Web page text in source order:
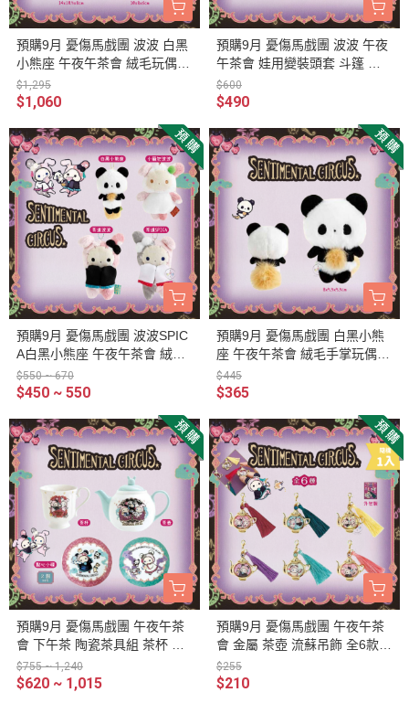
預購9月 憂傷馬戲團 波波 白黑
小熊座 午夜午茶會 絨毛玩偶娃
娃 2件組
$1,295
$1,060
預購9月 憂傷馬戲團 波波 午夜
午茶會 娃用變裝頭套 斗篷 娃
衣
$600
$490
預購9月 憂傷馬戲團 波波SPIC
A白黑小熊座 午夜午茶會 絨毛
娃娃吊飾 4選1
$550 ~ 670
$450 ~ 550
預購9月 憂傷馬戲團 白黑小熊
座 午夜午茶會 絨毛手掌玩偶娃
娃
$445
$365
預購9月 憂傷馬戲團 午夜午茶
會 下午茶 陶瓷茶具組 茶杯 茶
壺 點心小碟 3選1
$755 ~ 1,240
$620 ~ 1,015
預購9月 憂傷馬戲團 午夜午茶
會 金屬 茶壺 流蘇吊飾 全6款
盲抽 隨機1入
$255
$210